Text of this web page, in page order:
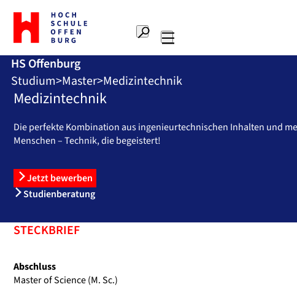
Zur
Startseite
Hochschule
Offenburg
Suche
Hauptnavigation
HS Offenburg
Studium Master Medizintechnik
Medizintechnik
Die perfekte Kombination aus ingenieurtechnischen Inhalten und
Menschen – Technik, die begeistert!
Jetzt bewerben
Studienberatung
STECKBRIEF
Abschluss
Master of Science (M. Sc.)